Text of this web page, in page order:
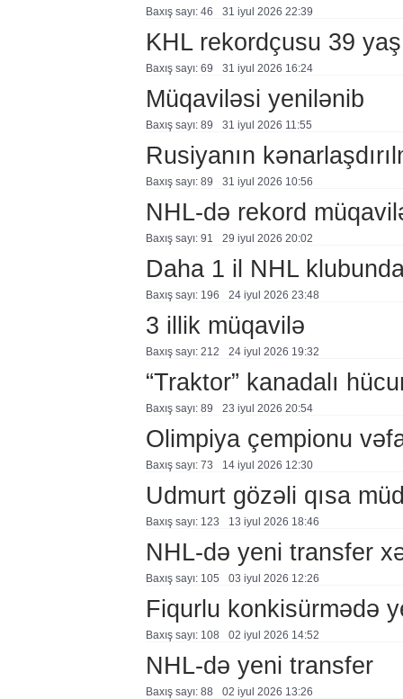
Baxış sayı: 46 31 i̇yul 2026 22:39
KHL rekordçusu 39
Baxış sayı: 69 31 i̇yul 2026 16:24
Müqaviləsi yenilənib
Baxış sayı: 89 31 i̇yul 2026 11:55
Rusiyanın
Baxış sayı: 89 31 i̇yul 2026 10:56
NHL-də rekord
Baxış sayı: 91 29 i̇yul 2026 20:02
Daha 1 il NHL
Baxış sayı: 196 24 i̇yul 2026 23:48
3 illik müqavilə
Baxış sayı: 212 24 i̇yul 2026 19:32
“Traktor” kanadalı
Baxış sayı: 89 23 i̇yul 2026 20:54
Olimpiya çempionu
Baxış sayı: 73 14 i̇yul 2026 12:30
Udmurt gözəli qısa
Baxış sayı: 123 13 i̇yul 2026 18:46
NHL-də yeni transfer
Baxış sayı: 105 03 i̇yul 2026 12:26
Fiqurlu konkisürmədə
Baxış sayı: 108 02 i̇yul 2026 14:52
NHL-də yeni transfer
Baxış sayı: 88 02 i̇yul 2026 13:26